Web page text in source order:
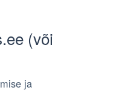
(või
ja